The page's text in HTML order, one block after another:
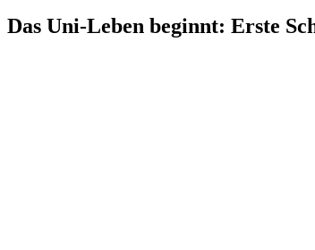
Das Uni-Leben beginnt: Erste